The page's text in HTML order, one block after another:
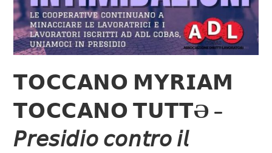
𝗧𝗢𝗖𝗖𝗔𝗡𝗢 𝗠𝗬𝗥𝗜𝗔𝗠
𝗧𝗢𝗖𝗖𝗔𝗡𝗢 𝗧𝗨𝗧𝗧Ə –
𝘗𝘳𝘦𝘴𝘪𝘥𝘪𝘰 𝘤𝘰𝘯𝘵𝘳𝘰 𝘪𝘭